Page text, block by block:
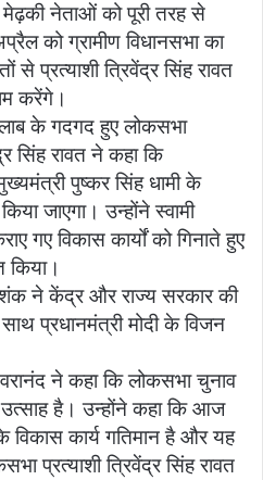
नेताओं को पूरी तरह से
को ग्रामीण विधानसभा का
से प्रत्याशी त्रिवेंद्र सिंह रावत
करेंगे।
के गदगद हुए लोकसभा
सिंह रावत ने कहा कि
पुष्कर सिंह धामी के
जाएगा। उन्होंने स्वामी
गए विकास कार्यों को गिनाते हुए
ने केंद्र और राज्य सरकार की
प्रधानमंत्री मोदी के विजन
ने कहा कि लोकसभा चुनाव
है। उन्होंने कहा कि आज
कार्य गतिमान है और यह
प्रत्याशी त्रिवेंद्र सिंह रावत